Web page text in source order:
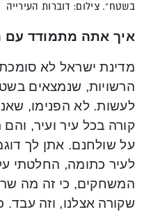
בשטח”. צילום: דוברות העירייה
איך אתה מתמודד עם
מדינת ישראל לא
הרשויות, שנמצאים
לעשות. לא הפנימו,
קורה בכל עיר ועיר,
על שולחנם. אתן לך
לעיר כתומה, החלטתי
המשחקים, כי זה מה
שקורה אצלנו, וזה עבד.